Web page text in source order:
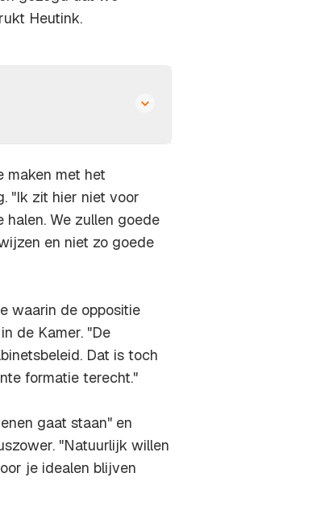
Heutink.
maken met het
"Ik zit hier niet voor
We zullen goede
en niet zo goede
waarin de oppositie
de Kamer. "De
Dat is toch
formatie terecht."
gaat staan" en
"Natuurlijk willen
je idealen blijven